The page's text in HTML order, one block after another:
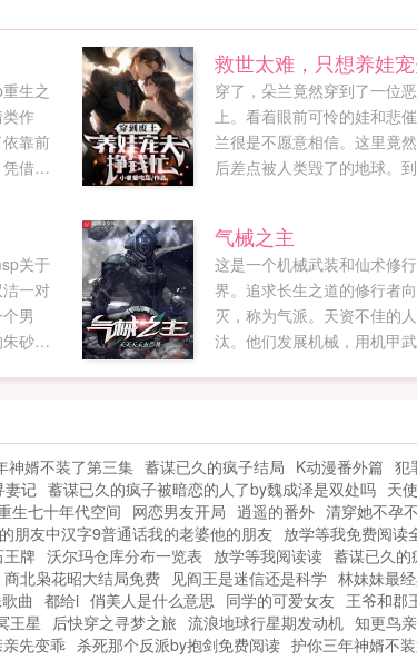
生之
作
靠前
借一
救世太难，只想养娃
穿了，朵兰竟然穿到了一位
上。看着眼前可怜的娃和悲
兰很是不愿意相信。这里竟
后差点被人类毁了的地球。
了。朵兰看着难吃的营养液瑟
管，她才不要吃这种东西。她
吃饭，还要养娃看着眼前宽
关于
一对
男
砂痣
气械之主
这是一个机械武装和仙术修
界。追求长生之道的修行者
灭，称为气派。天资不佳的
汰。他们发展机械，用机甲
浩被仇杀陨落，在源天秘宝
异界。前世仙法皆在脑中，
强化！这一世，他如何活出
会书写怎样的传说？如果您
主，别忘记分享给朋友...
神婿不装了第三集 蓄谋已久的疯子结局 K动漫番外篇 犯
妻记 蓄谋已久的疯子被暗恋的人了by魏成泽是双处吗 天
生七十年代空间 网恋男友开局 逍遥的番外 清穿她不孕
朋友中汉字9普通话我的老婆他的朋友 放学等我免费阅读
牌 沃尔玛仓库分布一览表 放学等我阅读读 蓄谋已久的
商北枭花昭大结局免费 见阎王是迷信还是科学 林妹妹最
曲 都给i 俏美人是什么意思 同学的可爱女友 王爷和郡
王星 后快穿之寻梦之旅 流浪地球行星期发动机 知更鸟
先变乖 杀死那个反派by抱剑免费阅读 护你三年神婿不